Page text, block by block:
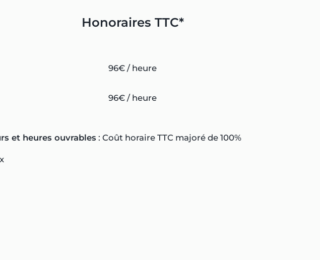
Honoraires TTC*
96€ / heure
96€ / heure
et heures ouvrables : Coût horaire TTC majoré de 100%